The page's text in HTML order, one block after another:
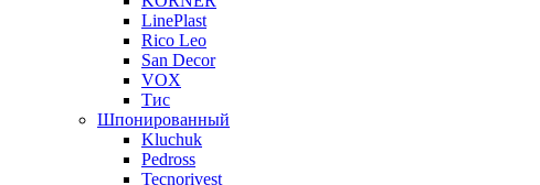
LinePlast
Rico Leo
San Decor
VOX
Тис
Шпонированный
Kluchuk
Pedross
Tecnorivest